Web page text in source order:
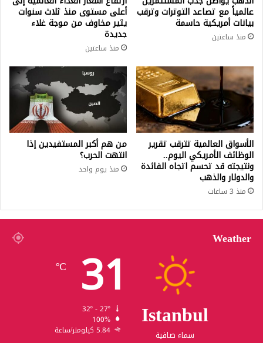
عالمياً مع تصاعد التوترات وترقب
بيانات أمريكية حاسمة
منذ ساعتين
أعلى مستوى منذ ثلاث سنوات
يثير مخاوف من موجة غلاء
جديدة
منذ ساعتين
الأسواق العالمية تترقب تقرير
الوظائف الأمريكي اليوم..
ونتيجته قد تحسم اتجاه الفائدة
والدولار والذهب
منذ 3 ساعات
من هم أكبر المستفيدين إذا
انتهت الحرب؟
منذ يوم واحد
Weather
Istanbul
سماء صافية
31
℃
100%
5.84 كيلومتر/ساعة